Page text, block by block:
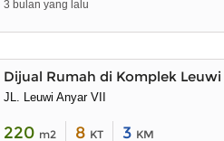
3 bulan yang lalu
Dijual Rumah di Komplek
JL. Leuwi Anyar VII
220 m2 8 KT 3 KM